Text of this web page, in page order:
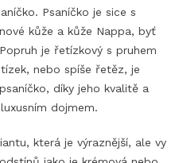
Psaníčko je sice s
kůže a kůže Nappa, byť
je řetízkový s pruhem
nebo spíše řetěz, je
díky jeho kvalitě a
dojmem.
která je výraznější, ale vy